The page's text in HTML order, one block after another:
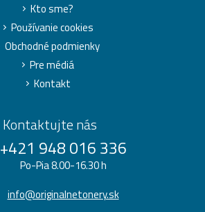
Kto sme?
Používanie cookies
Obchodné podmienky
Pre médiá
Kontakt
Kontaktujte nás
+421 948 016 336
Po-Pia 8.00-16.30 h
info@originalnetonery.sk